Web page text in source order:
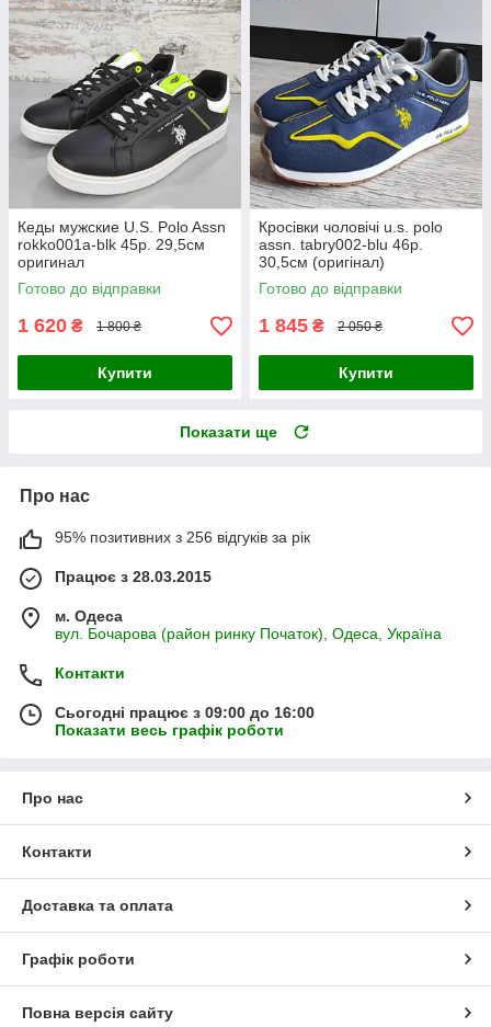
Кеды мужские U.S. Polo Assn
rokko001a-blk 45р. 29,5см
оригинал
Готово до відправки
1 620 ₴ 1 800 ₴
Купити
Кросівки чоловічі u.s. polo
assn. tabry002-blu 46р.
30,5см (оригінал)
Готово до відправки
1 845 ₴ 2 050 ₴
Купити
Показати ще
Про нас
95% позитивних з 256 відгуків за рік
Працює з 28.03.2015
м. Одеса
вул. Бочарова (район ринку Початок), Одеса, Україна
Контакти
Сьогодні працює з 09:00 до 16:00
Показати весь графік роботи
Про нас
Контакти
Доставка та оплата
Графік роботи
Повна версія сайту